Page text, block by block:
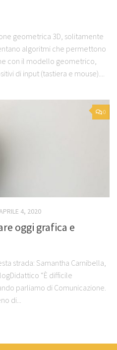
geometrica 3D, solitamente
algoritmi che permettono
con il modello geometrico,
di input (tastiera e mouse)....
0
4, 2020
oggi grafica e
strada: Samantha Carnibella,
“È difficile
parliamo di Comunicazione.
di...